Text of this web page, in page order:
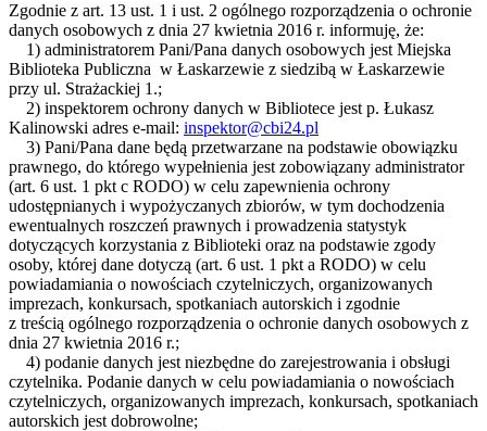
Zgodnie z art. 13 ust. 1 i ust. 2 ogólnego rozporządzenia o ochronie
danych osobowych z dnia 27 kwietnia 2016 r. informuję, że:
1) administratorem Pani/Pana danych osobowych jest Miejska
Biblioteka Publiczna w Łaskarzewie z siedzibą w Łaskarzewie
przy ul. Strażackiej 1.;
2) inspektorem ochrony danych w Bibliotece jest p. Łukasz
Kalinowski adres e-mail: inspektor@cbi24.pl
3) Pani/Pana dane będą przetwarzane na podstawie obowiązku
prawnego, do którego wypełnienia jest zobowiązany administrator
(art. 6 ust. 1 pkt c RODO) w celu zapewnienia ochrony
udostępnianych i wypożyczanych zbiorów, w tym dochodzenia
ewentualnych roszczeń prawnych i prowadzenia statystyk
dotyczących korzystania z Biblioteki oraz na podstawie zgody
osoby, której dane dotyczą (art. 6 ust. 1 pkt a RODO) w celu
powiadamiania o nowościach czytelniczych, organizowanych
imprezach, konkursach, spotkaniach autorskich i zgodnie
z treścią ogólnego rozporządzenia o ochronie danych osobowych z
dnia 27 kwietnia 2016 r.;
4) podanie danych jest niezbędne do zarejestrowania i obsługi
czytelnika. Podanie danych w celu powiadamiania o nowościach
czytelniczych, organizowanych imprezach, konkursach, spotkaniach
autorskich jest dobrowolne;